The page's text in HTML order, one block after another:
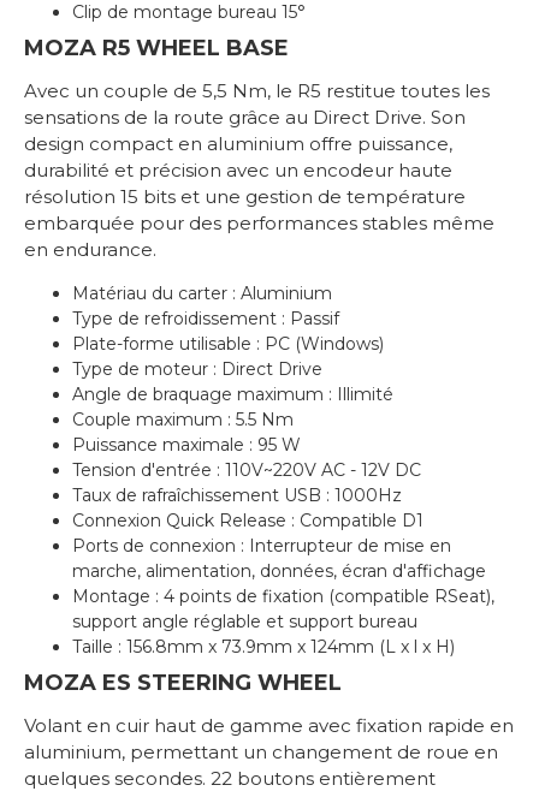
Clip de montage bureau 15°
MOZA R5 WHEEL BASE
Avec un couple de 5,5 Nm, le R5 restitue toutes les
sensations de la route grâce au Direct Drive. Son
design compact en aluminium offre puissance,
durabilité et précision avec un encodeur haute
résolution 15 bits et une gestion de température
embarquée pour des performances stables même
en endurance.
Matériau du carter : Aluminium
Type de refroidissement : Passif
Plate-forme utilisable : PC (Windows)
Type de moteur : Direct Drive
Angle de braquage maximum : Illimité
Couple maximum : 5.5 Nm
Puissance maximale : 95 W
Tension d'entrée : 110V~220V AC - 12V DC
Taux de rafraîchissement USB : 1000Hz
Connexion Quick Release : Compatible D1
Ports de connexion : Interrupteur de mise en
marche, alimentation, données, écran d'affichage
Montage : 4 points de fixation (compatible RSeat),
support angle réglable et support bureau
Taille : 156.8mm x 73.9mm x 124mm (L x l x H)
MOZA ES STEERING WHEEL
Volant en cuir haut de gamme avec fixation rapide en
aluminium, permettant un changement de roue en
quelques secondes. 22 boutons entièrement